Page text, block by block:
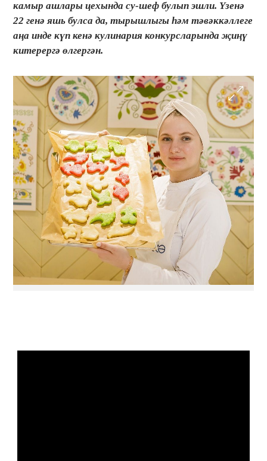
камыр ашлары цехында су-шеф булып эшли. Үзенә
22 генә яшь булса да, тырышлыгы һәм тәвәккәллеге
аңа инде күп кенә кулинария конкурсларында җиңү
китерергә өлгергән.